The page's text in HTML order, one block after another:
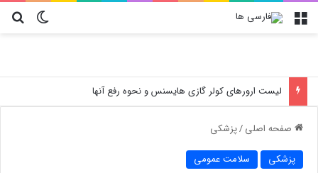
تغییر منو
لیست ارورهای کولر گازی هایسنس و نحوه رفع آنها
صفحه اصلی/پزشکی
پزشکی سلامت عمومی